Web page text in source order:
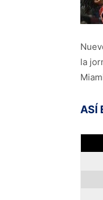
la
ASÍ